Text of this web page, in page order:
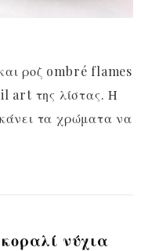
ροζ ombré flames
art της λίστας. Η
τα χρώματα να
νύχια